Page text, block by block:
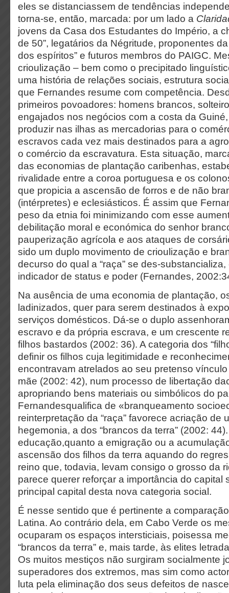
eles se distanciassem de tendências
torna-se, então, marcada: por um lado a
jovens da Casa dos Estudantes do Império, a
de 50”, legatários da Négritude, proponentes
dos espíritos” e futuros membros do PAIGC.
crioulização – bem como o precipitado
uma história de relações sociais, estrutura
que Fernandes resume com competência.
primeiros povoadores: homens brancos,
engajados nos negócios com a costa da
produzir nas ilhas as mercadorias para o
escravos cada vez mais destinados para a
o comércio da escravatura. Esta situação,
das economias de plantação caribenhas,
rivalidade entre a coroa portuguesa e os
que propicia a ascensão de forros e de não
(intérpretes) e eclesiásticos. É assim que
peso da etnia foi minimizando com esse
debilitação moral e económica do senhor
pauperização agrícola e aos ataques de
sido um duplo movimento de crioulização e
decurso do qual a “raça” se des-
indicador de status e poder (Fernandes,
Na ausência de uma economia de plantação,
ladinizados, quer para serem destinados à
serviços domésticos. Dá-se o duplo
escravo e da própria escrava, e um crescente
filhos bastardos (2002: 36). A categoria dos
definir os filhos cuja legitimidade e
encontravam atrelados ao seu pretenso
mãe (2002: 42), num processo de libertação
apropriando bens materiais ou simbólicos do
Fernandesqualifica de «branqueamento
reinterpretação da “raça” favorece acriação de
hegemonia, a dos “brancos da terra” (2002:
educação,quanto a emigração ou a
ascensão dos filhos da terra aquando do
reino que, todavia, levam consigo o grosso da
parece querer reforçar a importância do capital
principal capital desta nova categoria social.
É nesse sentido que é pertinente a
Latina. Ao contrário dela, em Cabo Verde os
ocuparam os espaços intersticiais, poisessa
“brancos da terra” e, mais tarde, às elites
Os muitos mestiços não surgiram socialmente
superadores dos extremos, mas sim como
luta pela eliminação dos seus defeitos de